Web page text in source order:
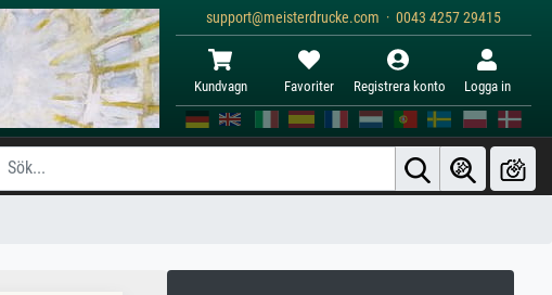
support@meisterdrucke.com · 0043 4257 29415
Kundvagn Favoriter Registrera konto Logga in